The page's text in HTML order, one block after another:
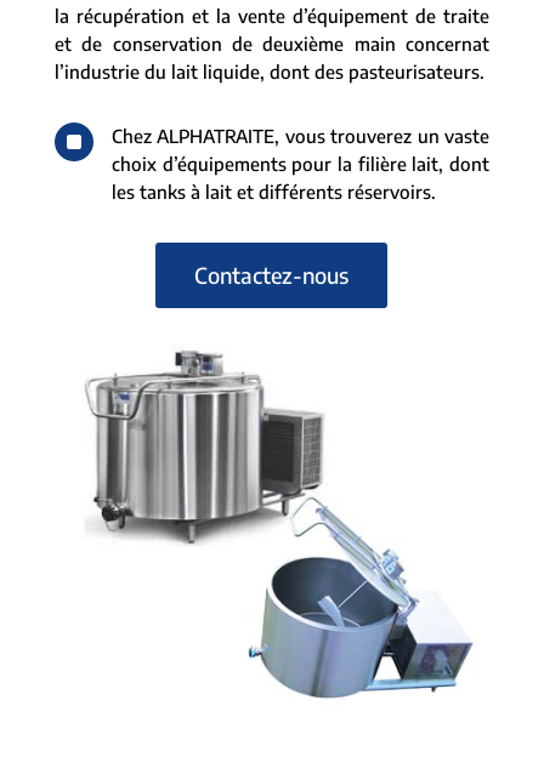
la récupération et la vente d’équipement de traite
et de conservation de deuxième main concernat
l’industrie du lait liquide, dont des pasteurisateurs.
^
Chez ALPHATRAITE, vous trouverez un vaste
choix d’équipements pour la filière lait, dont
les tanks à lait et différents réservoirs.
Contactez-nous